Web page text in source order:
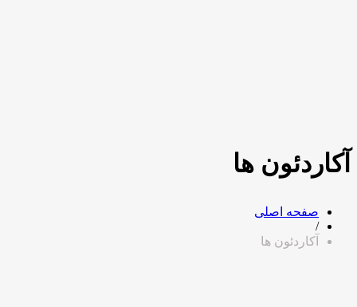
آکاردئون ها
صفحه اصلی
آکاردئون ها